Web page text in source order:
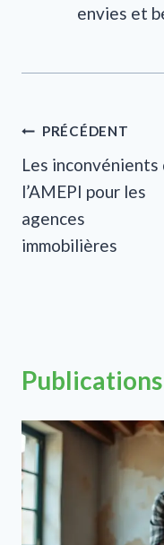
envies et
Navigation
de
l’article
PRÉCÉDENT
Les inconvénients
l’AMEPI pour les
agences
immobilières